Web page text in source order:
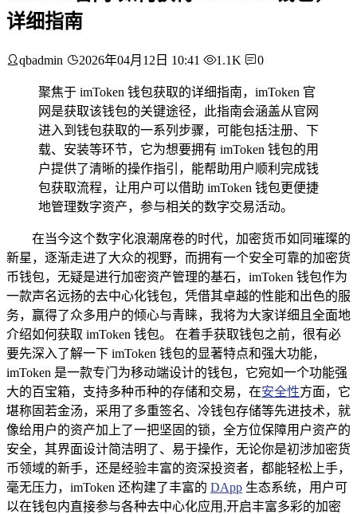
详细指南
qbadmin 2026年04月12日 10:41 1.1K 0
聚焦于 imToken 钱包获取的详细指南，imToken 官
网是获取该钱包的关键途径，此指南会涵盖从官网
进入到钱包获取的一系列步骤，可能包括注册、下
载、安装等环节，它为想要拥有 imToken 钱包的用
户提供了清晰的操作指引，能帮助用户顺利完成钱
包获取流程，让用户可以借助 imToken 钱包更便捷
地管理数字资产，参与相关的数字交易活动。
在当今这个数字化浪潮席卷的时代，加密货币如同璀璨的
新星，逐渐走进了大众的视野，而拥有一个安全可靠的加密货
币钱包，无疑是进行加密资产管理的基石，imToken 钱包作为
一款声名远扬的去中心化钱包，凭借其卓越的性能和出色的服
务，赢得了众多用户的倾心与青睐，我将为大家详细且全面地
介绍如何获取 imToken 钱包。 在着手获取钱包之前，很有必
要先深入了解一下 imToken 钱包的显著特点和强大功能，
imToken 是一款专门为移动端设计的钱包，它宛如一个功能强
大的百宝箱，支持多种币种的存储和交易，在安全性方面，它
堪称固若金汤，采用了多重签名、冷钱包存储等先进技术，就
像给用户的资产加上了一把坚固的锁，全方位保障用户资产的
安全，其界面设计简洁明了、易于操作，无论你是初涉加密货
币领域的新手，还是经验丰富的资深投资者，都能轻松上手，
毫无压力，imToken 还构建了丰富的 DApp 生态系统，用户可
以在钱包内直接参与各种去中心化应用,开启丰富多彩的加密